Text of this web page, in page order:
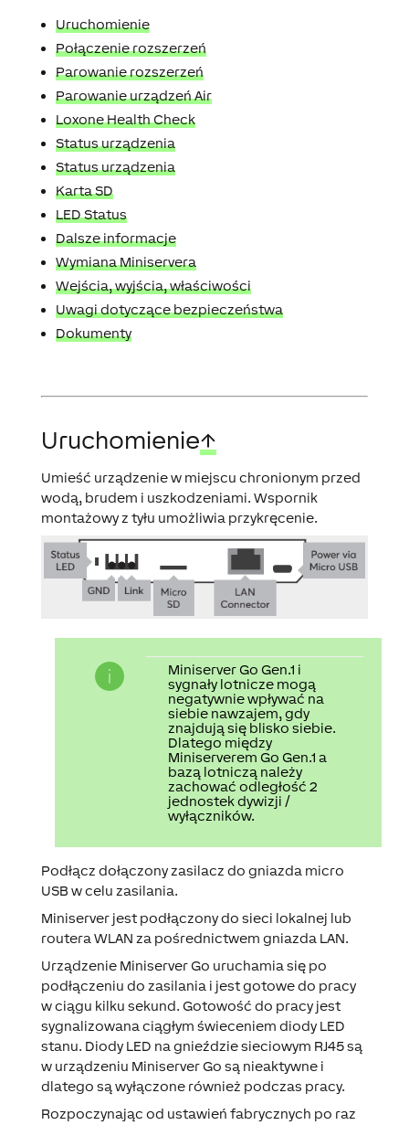
Uruchomienie
Połączenie rozszerzeń
Parowanie rozszerzeń
Parowanie urządzeń Air
Loxone Health Check
Status urządzenia
Status urządzenia
Karta SD
LED Status
Dalsze informacje
Wymiana Miniservera
Wejścia, wyjścia, właściwości
Uwagi dotyczące bezpieczeństwa
Dokumenty
Uruchomienie↑
Umieść urządzenie w miejscu chronionym przed
wodą, brudem i uszkodzeniami. Wspornik
montażowy z tyłu umożliwia przykręcenie.
Miniserver Go Gen.1 i
sygnały lotnicze mogą
negatywnie wpływać na
siebie nawzajem, gdy
znajdują się blisko siebie.
Dlatego między
Miniserverem Go Gen.1 a
bazą lotniczą należy
zachować odległość 2
jednostek dywizji /
wyłączników.
Podłącz dołączony zasilacz do gniazda micro
USB w celu zasilania.
Miniserver jest podłączony do sieci lokalnej lub
routera WLAN za pośrednictwem gniazda LAN.
Urządzenie Miniserver Go uruchamia się po
podłączeniu do zasilania i jest gotowe do pracy
w ciągu kilku sekund. Gotowość do pracy jest
sygnalizowana ciągłym świeceniem diody LED
stanu. Diody LED na gnieździe sieciowym RJ45 są
w urządzeniu Miniserver Go są nieaktywne i
dlatego są wyłączone również podczas pracy.
Rozpoczynając od ustawień fabrycznych po raz